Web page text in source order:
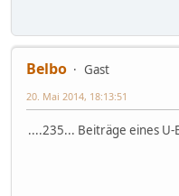
Belbo
Gast
20. Mai 2014, 18:13:51
....235... Beiträge eines U-